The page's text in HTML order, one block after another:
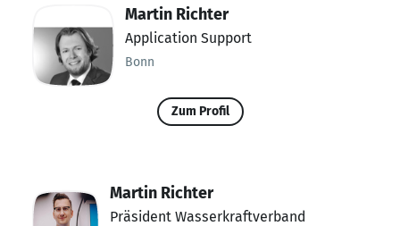
Martin Richter
Application Support
Bonn
Zum Profil
Martin Richter
Präsident Wasserkraftverband